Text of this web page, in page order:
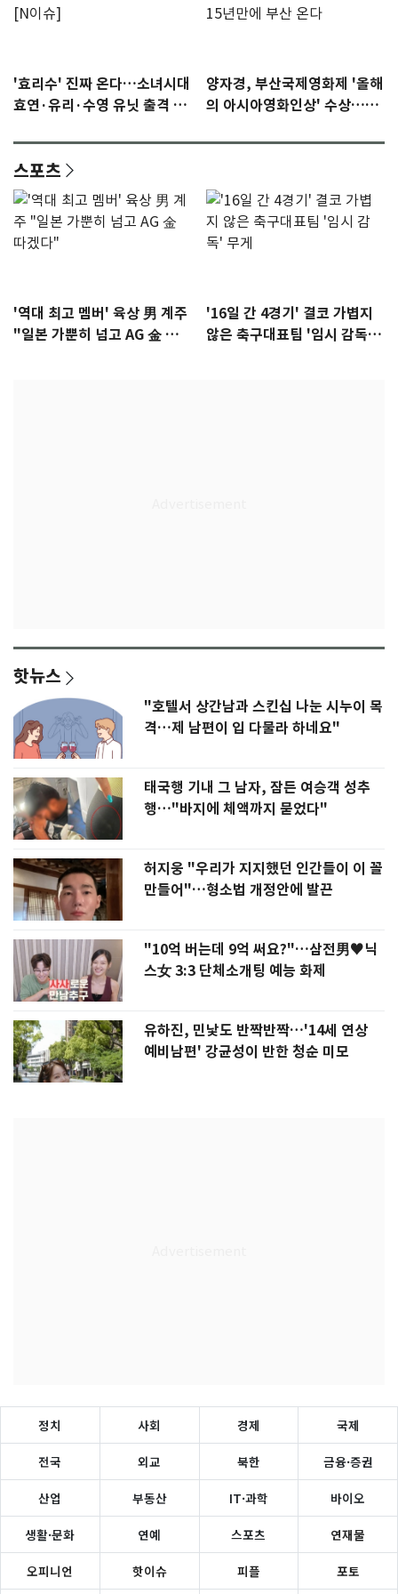
'효리수' 진짜 온다…소녀시대
효연·유리·수영 유닛 출격 [N
양자경, 부산국제영화제 '올해
의 아시아영화인상' 수상…15
스포츠
'역대 최고 멤버' 육상 男 계주
"일본 가뿐히 넘고 AG 金 따겠
'16일 간 4경기' 결코 가볍지
않은 축구대표팀 '임시 감독'
핫뉴스
"호텔서 상간남과 스킨십 나눈 시누이 목
격…제 남편이 입 다물라 하네요"
태국행 기내 그 남자, 잠든 여승객 성추
행…"바지에 체액까지 묻었다"
허지웅 "우리가 지지했던 인간들이 이 꼴
만들어"…형소법 개정안에 발끈
"10억 버는데 9억 써요?"…삼전男♥닉
스女 3:3 단체소개팅 예능 화제
유하진, 민낯도 반짝반짝…'14세 연상
예비남편' 강균성이 반한 청순 미모
정치 사회 경제 국제
전국 외교 북한 금융·증권
산업 부동산 IT·과학 바이오
생활·문화 연예 스포츠 연재물
오피니언 핫이슈 피플 포토